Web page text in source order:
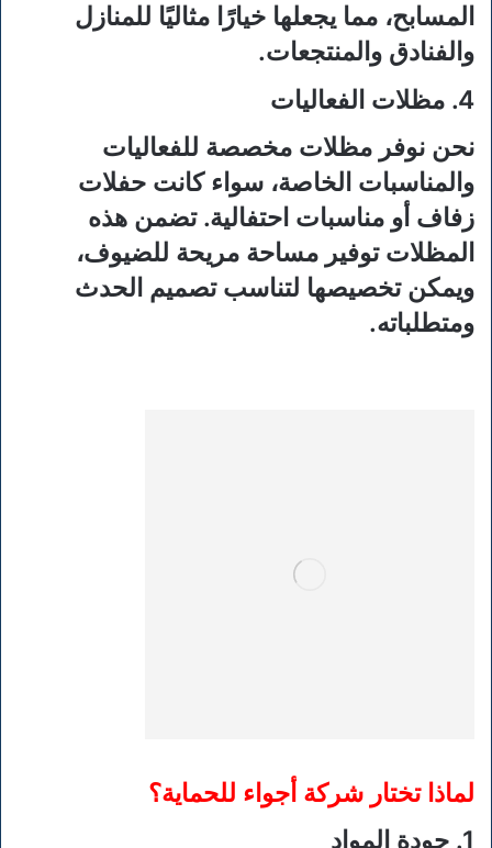
المسابح، مما يجعلها خيارًا مثاليًا للمنازل
والفنادق والمنتجعات.
4. مظلات الفعاليات
نحن نوفر مظلات مخصصة للفعاليات
والمناسبات الخاصة، سواء كانت حفلات
زفاف أو مناسبات احتفالية. تضمن هذه
المظلات توفير مساحة مريحة للضيوف،
ويمكن تخصيصها لتناسب تصميم الحدث
ومتطلباته.
لماذا تختار شركة أجواء للحماية؟
1. جودة المواد